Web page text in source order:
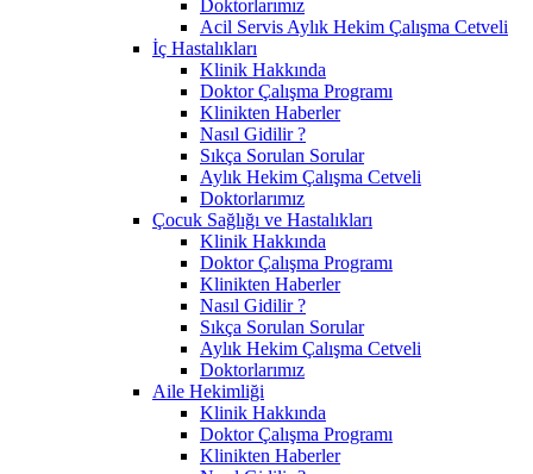
Doktorlarımız
Acil Servis Aylık Hekim Çalışma Cetveli
İç Hastalıkları
Klinik Hakkında
Doktor Çalışma Programı
Klinikten Haberler
Nasıl Gidilir ?
Sıkça Sorulan Sorular
Aylık Hekim Çalışma Cetveli
Doktorlarımız
Çocuk Sağlığı ve Hastalıkları
Klinik Hakkında
Doktor Çalışma Programı
Klinikten Haberler
Nasıl Gidilir ?
Sıkça Sorulan Sorular
Aylık Hekim Çalışma Cetveli
Doktorlarımız
Aile Hekimliği
Klinik Hakkında
Doktor Çalışma Programı
Klinikten Haberler